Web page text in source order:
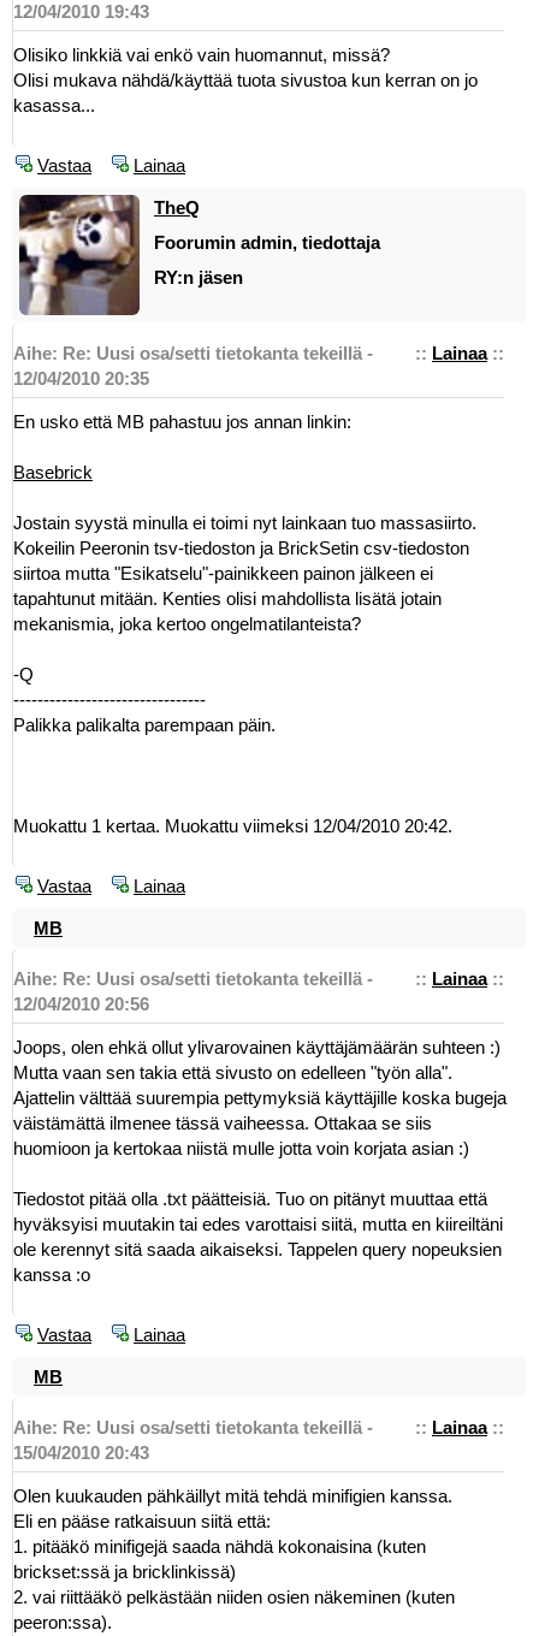
12/04/2010 19:43
Olisiko linkkiä vai enkö vain huomannut, missä?
Olisi mukava nähdä/käyttää tuota sivustoa kun kerran on jo
kasassa...
Vastaa Lainaa
TheQ
Foorumin admin, tiedottaja
RY:n jäsen
:: Lainaa::
Aihe: Re: Uusi osa/setti tietokanta tekeillä -
12/04/2010 20:35
En usko että MB pahastuu jos annan linkin:
Basebrick
Jostain syystä minulla ei toimi nyt lainkaan tuo massasiirto.
Kokeilin Peeronin tsv-tiedoston ja BrickSetin csv-tiedoston
siirtoa mutta "Esikatselu"-painikkeen painon jälkeen ei
tapahtunut mitään. Kenties olisi mahdollista lisätä jotain
mekanismia, joka kertoo ongelmatilanteista?
-Q
--------------------------------
Palikka palikalta parempaan päin.
Muokattu 1 kertaa. Muokattu viimeksi 12/04/2010 20:42.
Vastaa Lainaa
MB
:: Lainaa::
Aihe: Re: Uusi osa/setti tietokanta tekeillä -
12/04/2010 20:56
Joops, olen ehkä ollut ylivarovainen käyttäjämäärän suhteen :)
Mutta vaan sen takia että sivusto on edelleen "työn alla".
Ajattelin välttää suurempia pettymyksiä käyttäjille koska bugeja
väistämättä ilmenee tässä vaiheessa. Ottakaa se siis
huomioon ja kertokaa niistä mulle jotta voin korjata asian :)
Tiedostot pitää olla .txt päätteisiä. Tuo on pitänyt muuttaa että
hyväksyisi muutakin tai edes varottaisi siitä, mutta en kiireiltäni
ole kerennyt sitä saada aikaiseksi. Tappelen query nopeuksien
kanssa :o
Vastaa Lainaa
MB
:: Lainaa::
Aihe: Re: Uusi osa/setti tietokanta tekeillä -
15/04/2010 20:43
Olen kuukauden pähkäillyt mitä tehdä minifigien kanssa.
Eli en pääse ratkaisuun siitä että:
1. pitääkö minifigejä saada nähdä kokonaisina (kuten
brickset:ssä ja bricklinkissä)
2. vai riittääkö pelkästään niiden osien näkeminen (kuten
peeron:ssa).